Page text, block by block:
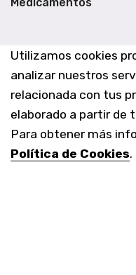
Utilizamos cookies
analizar nuestros
relacionada con tus
elaborado a partir de
Para obtener más
Política de Cookies.
Ldo. Alfredo
N. Col. Colegio Oficial
Nº de